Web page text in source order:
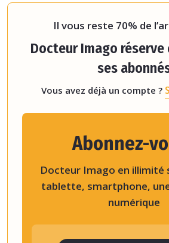
Il vous reste 70% de
Docteur Imago
ses
Vous avez déjà un compte ?
Abonnez-
Docteur Imago en illimité
tablette, smartphone,
numérique